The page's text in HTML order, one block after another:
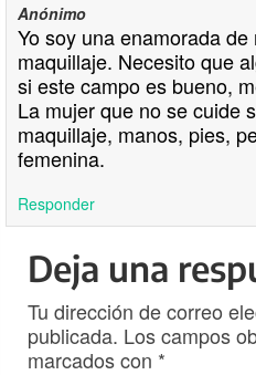
Anónimo
Yo soy una enamorada
maquillaje. Necesito que
si este campo es bueno,
La mujer que no se cuide
maquillaje, manos, pies,
femenina.
Responder
Deja una
Tu dirección de correo
publicada. Los campos
marcados con *